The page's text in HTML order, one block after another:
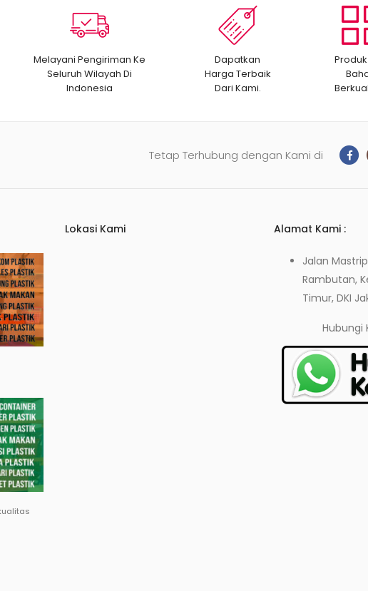
Melayani Pengiriman Ke
Seluruh Wilayah Di
Indonesia
Dapatkan
Harga Terbaik
Dari Kami.
Tetap Terhubung dengan Kami di
Lokasi Kami Alamat Kami :
Jalan Mastrip
Rambutan,
Timur, DKI
Hubungi